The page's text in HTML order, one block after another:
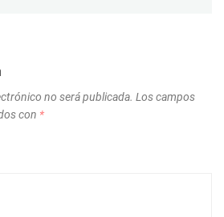
no será publicada. Los campos
con *